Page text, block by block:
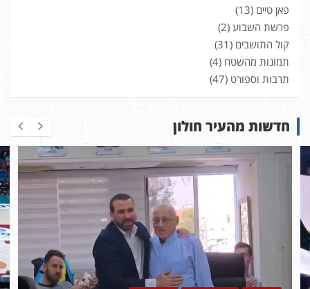
פאן טיים (13)
פרשת השבוע (2)
קול התושבים (31)
תמונות מהשטח (4)
תרבות וספורט (47)
חדשות מהעיר חולון